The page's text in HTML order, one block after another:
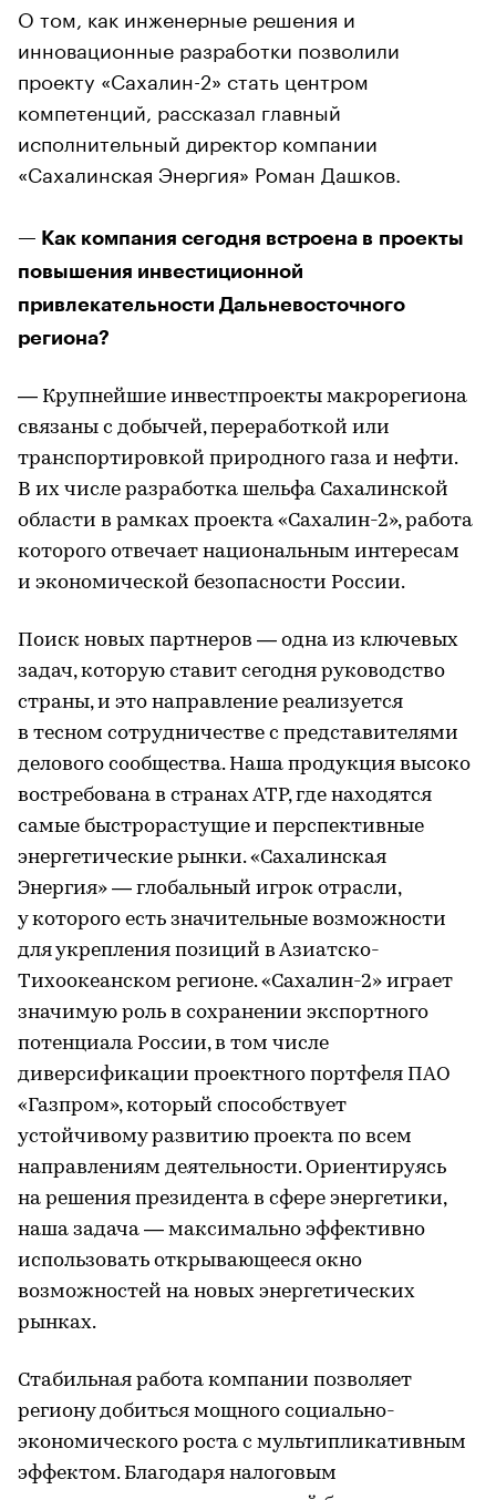
О том, как инженерные решения и
инновационные разработки позволили
проекту «Сахалин-2» стать центром
компетенций, рассказал главный
исполнительный директор компании
«Сахалинская Энергия» Роман Дашков.
— Как компания сегодня встроена в проекты
повышения инвестиционной
привлекательности Дальневосточного
региона?
— Крупнейшие инвестпроекты макрорегиона
связаны с добычей, переработкой или
транспортировкой природного газа и нефти.
В их числе разработка шельфа Сахалинской
области в рамках проекта «Сахалин-2», работа
которого отвечает национальным интересам
и экономической безопасности России.
Поиск новых партнеров — одна из ключевых
задач, которую ставит сегодня руководство
страны, и это направление реализуется
в тесном сотрудничестве с представителями
делового сообщества. Наша продукция высоко
востребована в странах АТР, где находятся
самые быстрорастущие и перспективные
энергетические рынки. «Сахалинская
Энергия» — глобальный игрок отрасли,
у которого есть значительные возможности
для укрепления позиций в Азиатско-
Тихоокеанском регионе. «Сахалин-2» играет
значимую роль в сохранении экспортного
потенциала России, в том числе
диверсификации проектного портфеля ПАО
«Газпром», который способствует
устойчивому развитию проекта по всем
направлениям деятельности. Ориентируясь
на решения президента в сфере энергетики,
наша задача — максимально эффективно
использовать открывающееся окно
возможностей на новых энергетических
рынках.
Стабильная работа компании позволяет
региону добиться мощного социально-
экономического роста с мультипликативным
эффектом. Благодаря налоговым